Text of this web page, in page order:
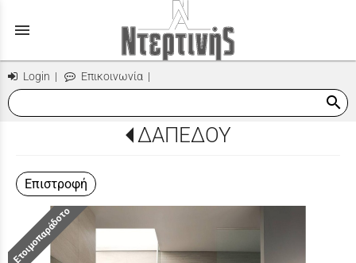
menu
Login | Επικοινωνία |
search
ΔΑΠΕΔΟΥ
Επιστροφή
Ετοιμοπαράδοτο